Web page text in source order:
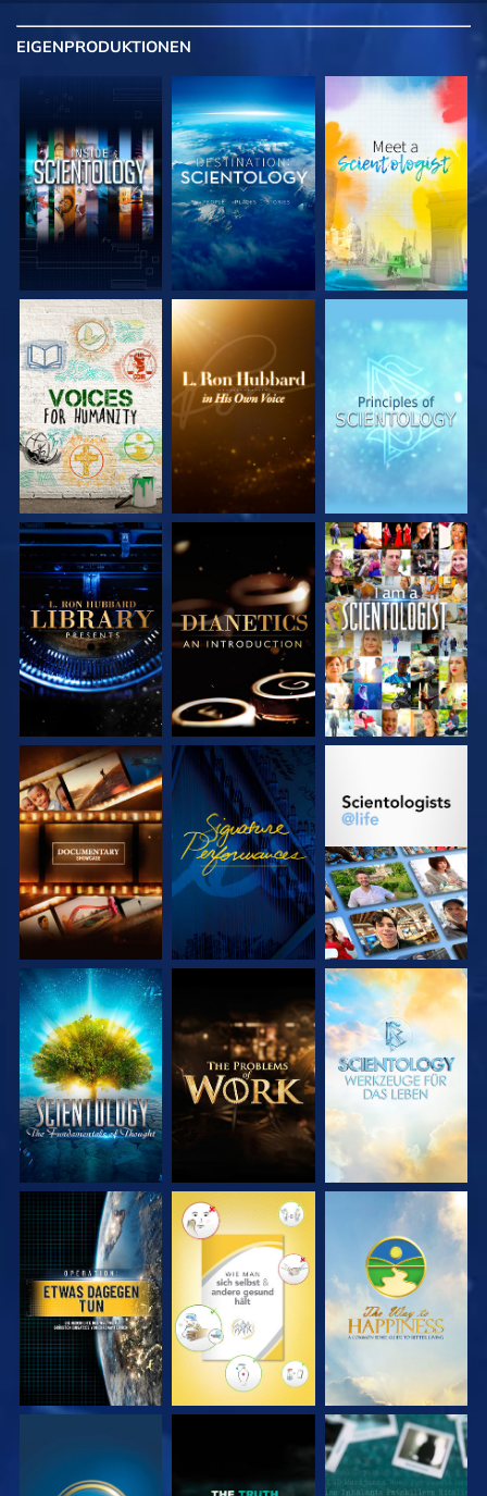
EIGENPRODUKTIONEN
SERIE
ENTDECKEN
SERIE
ENTDECKEN
SERIE
ENTDECKEN
SERIE
ENTDECKEN
ENTDECKEN
ANSEHEN
SERIE
ENTDECKEN
ANSEHEN
SERIE
SERIE
ENTDECKEN
SERIE
ENTDECKEN
SERIE
ENTDECKEN
ANSEHEN ANSEHEN ANSEHEN
ANSEHEN ANSEHEN ANSEHEN